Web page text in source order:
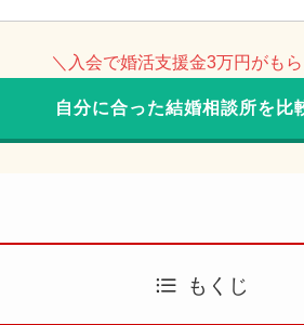
＼入会で婚活支援金3万円がも
自分に合った結婚相談所を比
もくじ